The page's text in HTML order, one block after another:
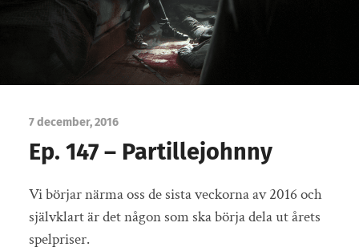
7 december, 2016
Ep. 147 – Partillejohnny
Vi börjar närma oss de sista veckorna av 2016 och
självklart är det någon som ska börja dela ut årets
spelpriser.